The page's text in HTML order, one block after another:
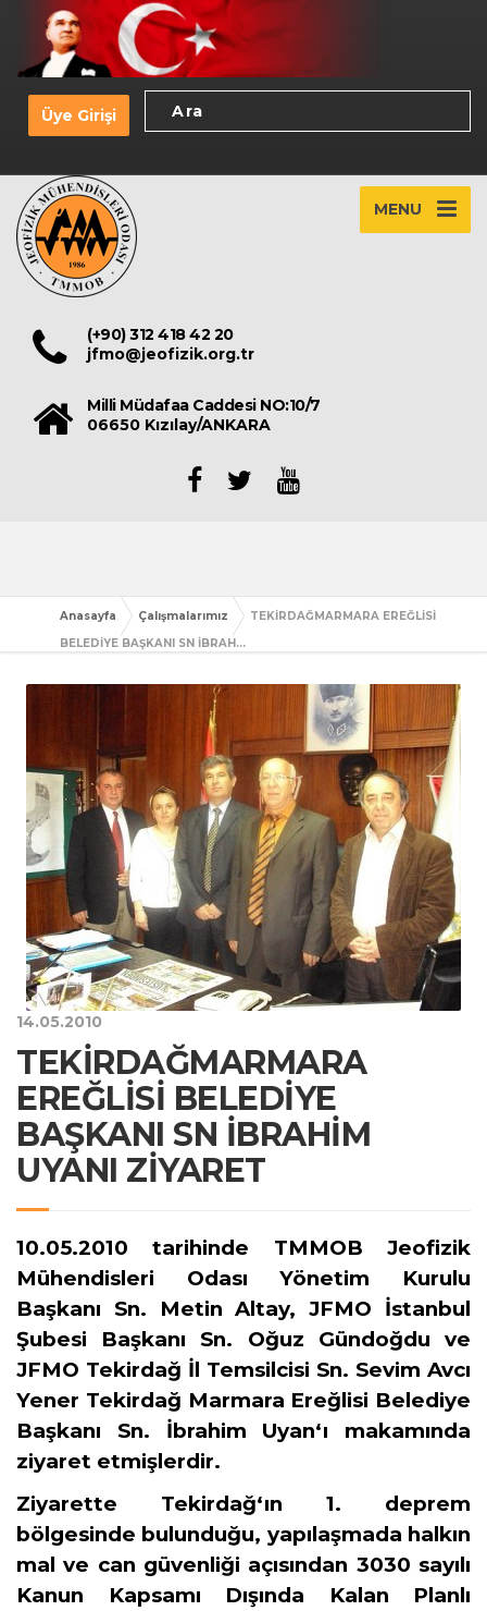
Üye Girişi
MENU
(+90) 312 418 42 20
jfmo@jeofizik.org.tr
Milli Müdafaa Caddesi NO:10/7
06650 Kızılay/ANKARA
Anasayfa Çalışmalarımız
TEKİRDAĞMARMARA EREĞLİSİ
BELEDİYE BAŞKANI SN İBRAH...
14.05.2010
TEKİRDAĞMARMARA
EREĞLİSİ BELEDİYE
BAŞKANI SN İBRAHİM
UYANI ZİYARET
10.05.2010 tarihinde TMMOB Jeofizik
Mühendisleri Odası Yönetim Kurulu
Başkanı Sn. Metin Altay, JFMO İstanbul
Şubesi Başkanı Sn. Oğuz Gündoğdu ve
JFMO Tekirdağ İl Temsilcisi Sn. Sevim Avcı
Yener Tekirdağ Marmara Ereğlisi Belediye
Başkanı Sn. İbrahim Uyan‘ı makamında
ziyaret etmişlerdir.
Ziyarette Tekirdağ‘ın 1. deprem
bölgesinde bulunduğu, yapılaşmada halkın
mal ve can güvenliği açısından 3030 sayılı
Kanun Kapsamı Dışında Kalan Planlı